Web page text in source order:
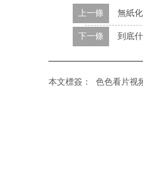
上一條 無紙
下一條 到底
本文標簽： 色色看片视